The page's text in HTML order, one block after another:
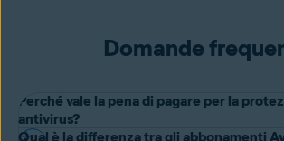
Domande
Perché vale la pena di pagare per la
antivirus?
Qual è la differenza tra gli abbonamenti